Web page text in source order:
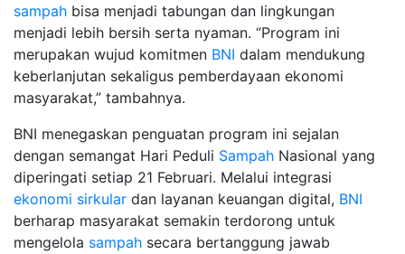
sampah bisa menjadi tabungan dan lingkungan
menjadi lebih bersih serta nyaman. “Program ini
merupakan wujud komitmen BNI dalam mendukung
keberlanjutan sekaligus pemberdayaan ekonomi
masyarakat,” tambahnya.
BNI menegaskan penguatan program ini sejalan
dengan semangat Hari Peduli Sampah Nasional yang
diperingati setiap 21 Februari. Melalui integrasi
ekonomi sirkular dan layanan keuangan digital, BNI
berharap masyarakat semakin terdorong untuk
mengelola sampah secara bertanggung jawab